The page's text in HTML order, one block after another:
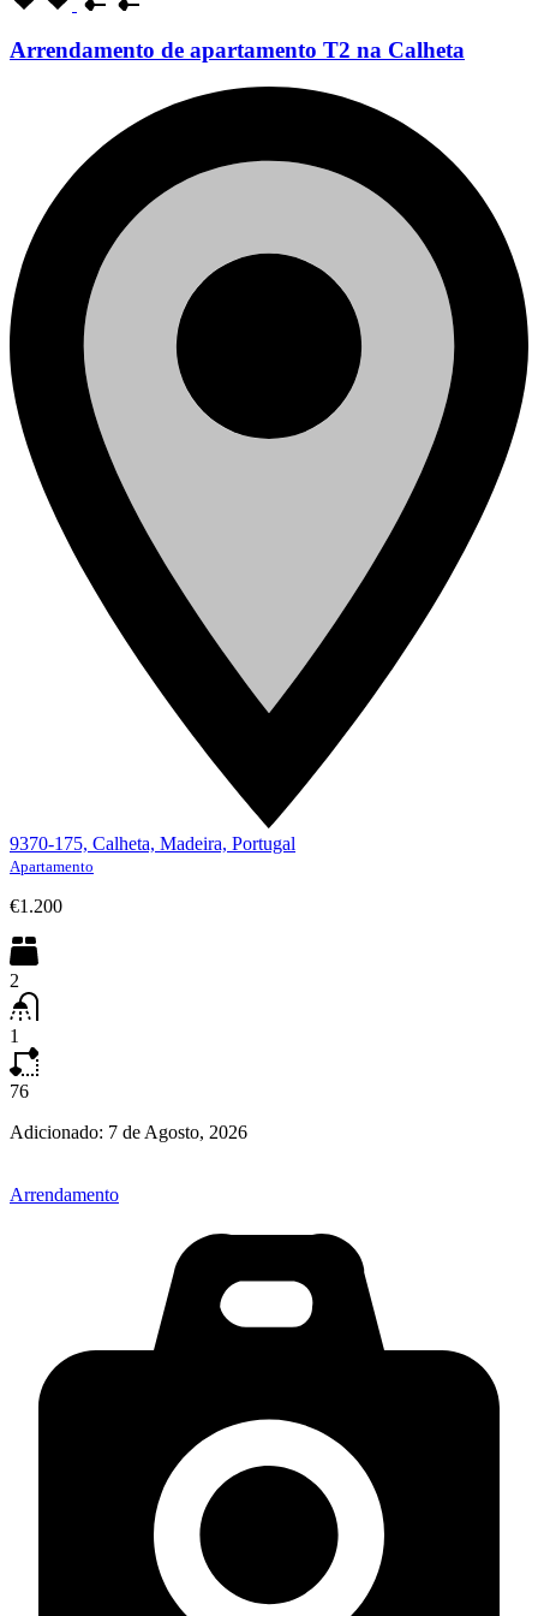
Arrendamento de apartamento T2 na Calheta
9370-175, Calheta, Madeira, Portugal
Apartamento
€1.200
2
1
76
Adicionado: 7 de Agosto, 2026
Arrendamento